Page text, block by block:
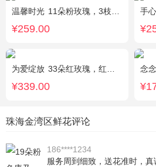
温馨时光 11朵粉玫瑰，3枝多头粉百合，黄莺搭配
¥259.00
手
为爱绽放 33朵红玫瑰，红豆、尤加利绿叶搭配
¥339.00
念
珠海金湾区鲜花评论
186****1234
服务周到细致，送花准时，真